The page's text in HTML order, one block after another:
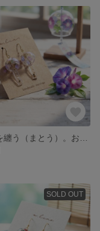
SOLD OUT